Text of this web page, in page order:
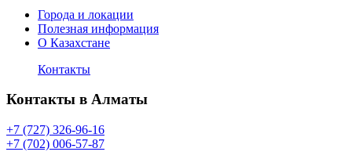
Города и локации
Полезная информация
О Казахстане
Контакты
Контакты в Алматы
+7 (727) 326-96-16
+7 (702) 006-57-87